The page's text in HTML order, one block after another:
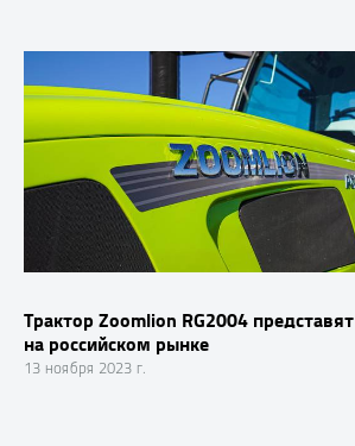
Трактор Zoomlion RG2004 представят
на российском рынке
13 ноября 2023 г.